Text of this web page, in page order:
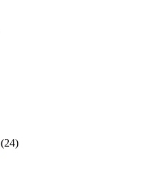
(24)